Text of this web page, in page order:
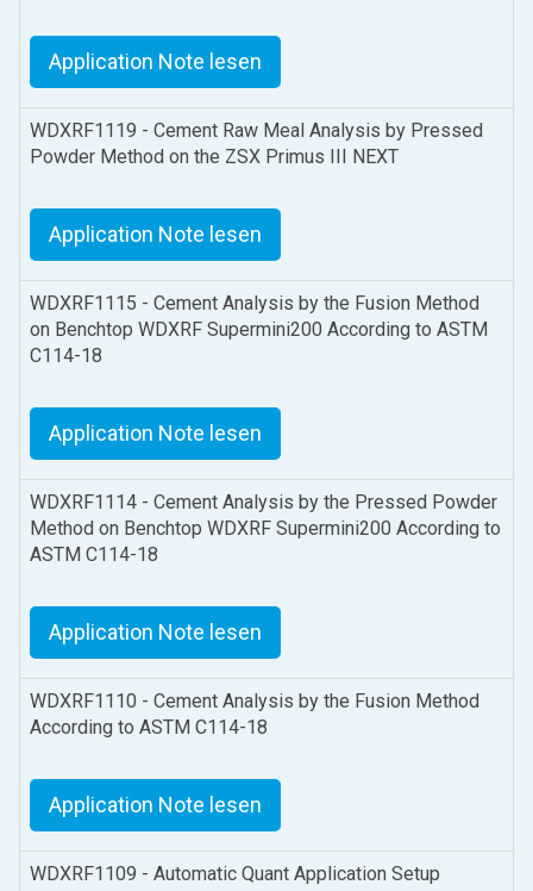
Application Note lesen
WDXRF1119 - Cement Raw Meal Analysis by Pressed
Powder Method on the ZSX Primus III NEXT
Application Note lesen
WDXRF1115 - Cement Analysis by the Fusion Method
on Benchtop WDXRF Supermini200 According to ASTM
C114-18
Application Note lesen
WDXRF1114 - Cement Analysis by the Pressed Powder
Method on Benchtop WDXRF Supermini200 According to
ASTM C114-18
Application Note lesen
WDXRF1110 - Cement Analysis by the Fusion Method
According to ASTM C114-18
Application Note lesen
WDXRF1109 - Automatic Quant Application Setup